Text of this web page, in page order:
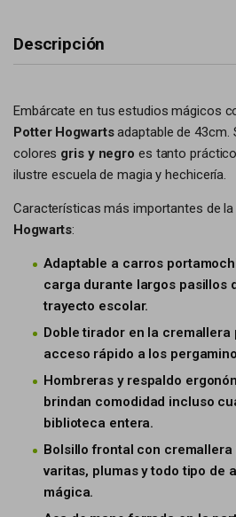
Descripción
Embárcate en tus estudios mágicos
Potter Hogwartsadaptable de 43cm.
colores gris y negro es tanto
ilustre escuela de magia y hechicería.
Características más importantes de la
Hogwarts:
Adaptable a carros
carga durante largos pasillos
trayecto escolar.
Doble tirador en la
acceso rápido a los
Hombreras y respaldo
brindan comodidad incluso
biblioteca entera.
Bolsillo frontal con
varitas, plumas y todo tipo de
mágica.